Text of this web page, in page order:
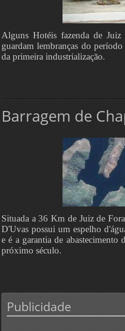
Alguns Hotéis fazenda de
guardam lembranças do
da primeira industrialização.
Barragem de
Situada a 36 Km de Juiz de
D'Uvas possui um espelho
e é a garantia de abastecimento
próximo século.
Publicidade